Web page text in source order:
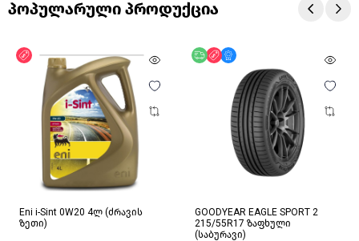
პოპულარული პროდუქცია
ფასდაკლება
Eni i-Sint 0W20 4ლ (ძრავის
ზეთი)
უფასო მიწოდება
ფასდაკლება
GOODYEAR EAGLE SPORT 2
215/55R17 ზაფხული
(საბურავი)